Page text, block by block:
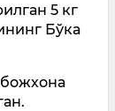
5 кг
Бўка